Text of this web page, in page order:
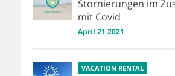
Stornierungen im
mit Covid
April 21 2021
VACATION RENTAL